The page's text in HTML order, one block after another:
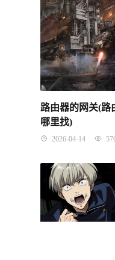
路由器的网关(路
哪里找)
2026-04-14